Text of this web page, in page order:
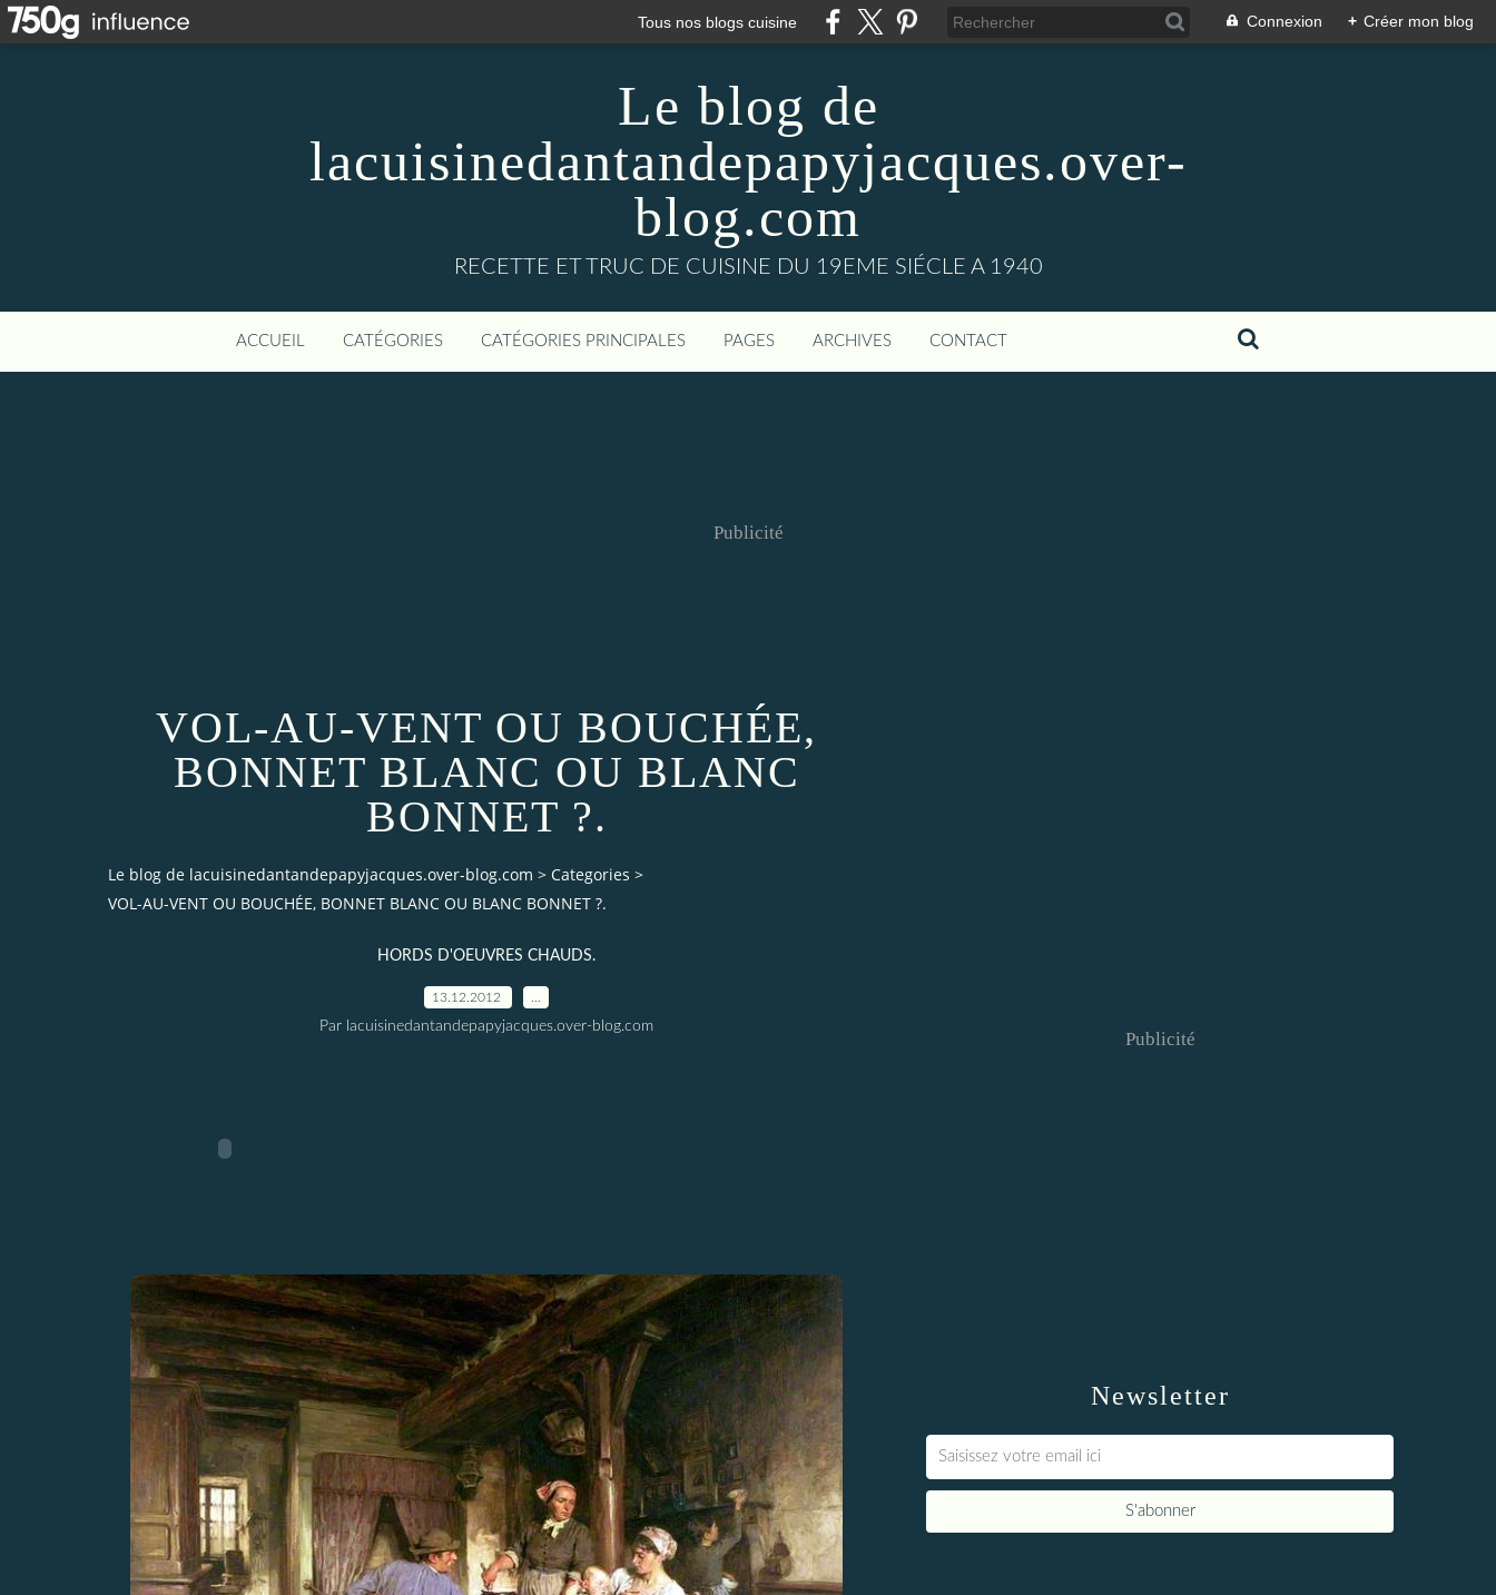
Tous nos blogs cuisine Connexion + Créer mon blog
Le blog de
lacuisinedantandepapyjacques.over-
blog.com
RECETTE ET TRUC DE CUISINE DU 19EME SIÉCLE A 1940
ACCUEIL CATÉGORIES CATÉGORIES PRINCIPALES PAGES ARCHIVES CONTACT
Publicité
VOL-AU-VENT OU BOUCHÉE,
BONNET BLANC OU BLANC
BONNET ?.
Le blog de lacuisinedantandepapyjacques.over-blog.com > Categories >
VOL-AU-VENT OU BOUCHÉE, BONNET BLANC OU BLANC BONNET ?.
HORDS D'OEUVRES CHAUDS.
13.12.2012
Par lacuisinedantandepapyjacques.over-blog.com
Newsletter
Publicité